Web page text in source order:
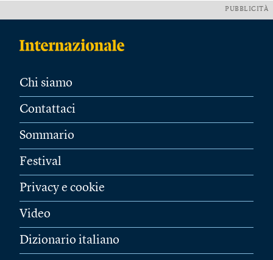
PUBBLICITÀ
Chi siamo
Contattaci
Sommario
Festival
Privacy e cookie
Video
Dizionario italiano